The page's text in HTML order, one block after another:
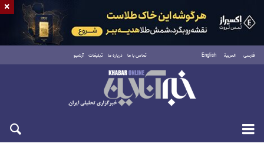
فارسی العربية English تماس با ما درباره ما تبلیغات آرشیو
جمعه ۱۶ مرداد ۱۴۰۵
×